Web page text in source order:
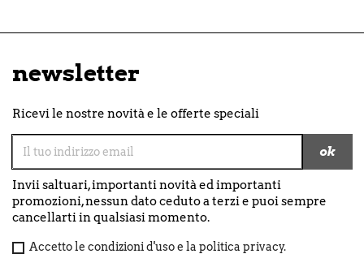
newsletter
Ricevi le nostre novità e le offerte speciali
Invii saltuari, importanti novità ed importanti
promozioni, nessun dato ceduto a terzi e puoi sempre
cancellarti in qualsiasi momento.
Accetto le condizioni d'uso e la politica privacy.